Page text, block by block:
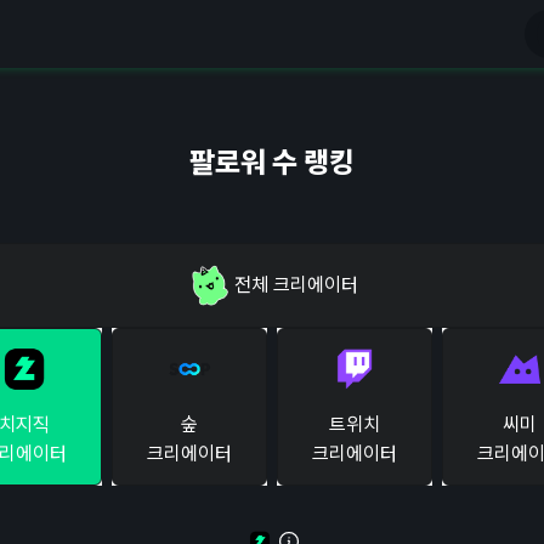
팔로워 수 랭킹
전체 크리에이터
치지직
에이터
숲
크리에이터
트위치
크리에이터
씨미
크리에